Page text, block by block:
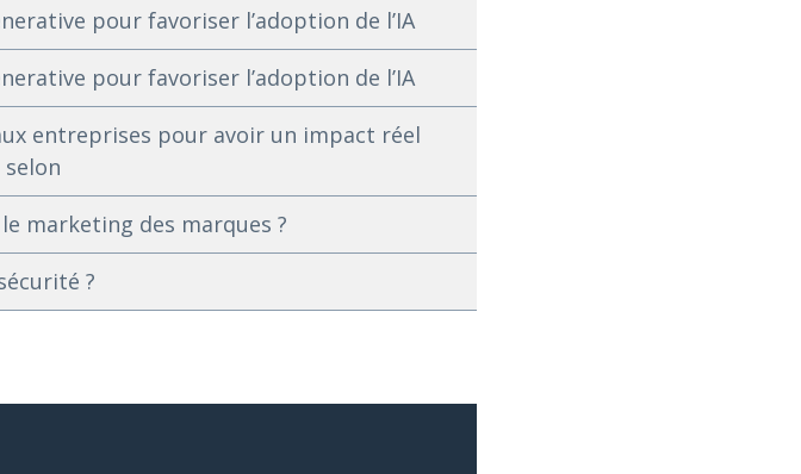
pour favoriser l’adoption de l’IA
pour favoriser l’adoption de l’IA
entreprises pour avoir un impact réel
marketing des marques ?
?